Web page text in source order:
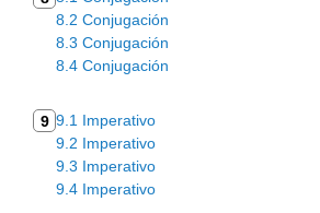
8.2 Conjugación
8.3 Conjugación
8.4 Conjugación
9 9.1 Imperativo
9.2 Imperativo
9.3 Imperativo
9.4 Imperativo